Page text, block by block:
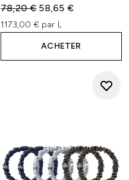
Prix de vente :
78,20 € Prix ​​actuel :
58,65 €
1173,00 € par L
ACHETER